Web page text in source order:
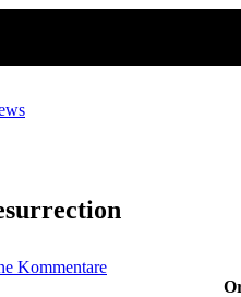
KommentareNight